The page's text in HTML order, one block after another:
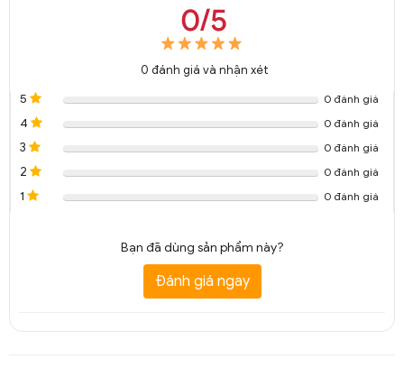
0/5
0 đánh giá và nhận xét
5
0 đánh giá
4 0 đánh giá
3 0 đánh giá
2 0 đánh giá
1 0 đánh giá
Bạn đã dùng sản phẩm này?
Đánh giá ngay